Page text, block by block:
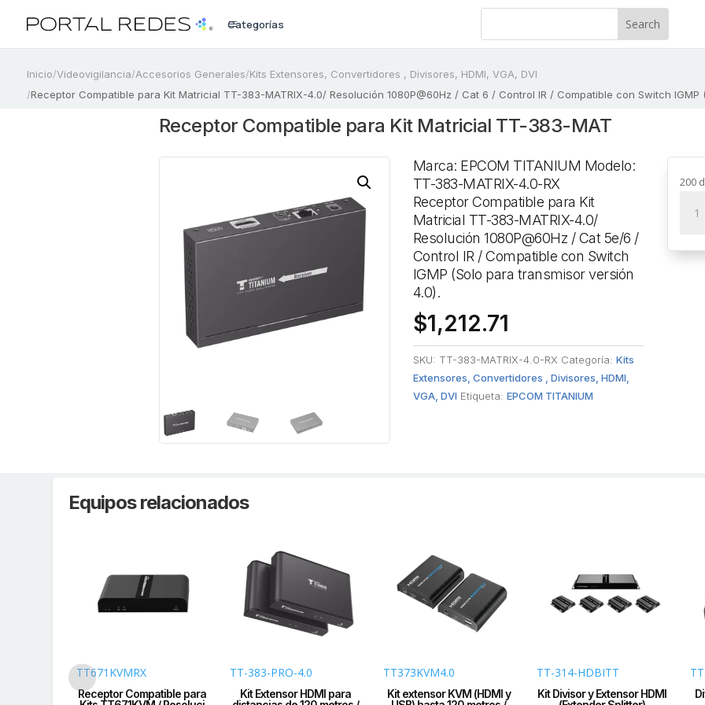
a
Categorías
Inicio/Videovigilancia/Accesorios Generales/Kits Extensores, Convertidores , Divisores, HDMI, VGA, DVI
/Receptor Compatible para Kit Matricial TT-383-MATRIX-4.0/ Resolución 1080P@60Hz / Cat 6 / Control IR / Compatible con Switch
Receptor Compatible para Kit Matricial TT-383-MAT
Marca: EPCOM TITANIUM Modelo:
TT-383-MATRIX-4.0-RX
Receptor Compatible para Kit
Matricial TT-383-MATRIX-4.0/
Resolución 1080P@60Hz / Cat 5e/6 /
Control IR / Compatible con Switch
IGMP (Solo para transmisor versión
4.0).
$1,212.71
SKU: TT-383-MATRIX-4.0-RX Categoría: Kits
Extensores, Convertidores , Divisores, HDMI,
VGA, DVI Etiqueta: EPCOM TITANIUM
200
Kit
4.0).
Equipos relacionados
TT671KVMRX
Receptor Compatible para
TT-383-PRO-4.0
Kit Extensor HDMI para
TT373KVM4.0
Kit extensor KVM (HDMI y
TT-314-HDBITT
Kit Divisor y Extensor HDMI